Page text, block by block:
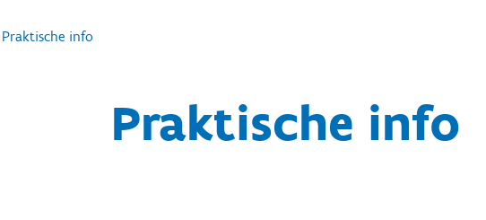
Praktische info
Praktische info